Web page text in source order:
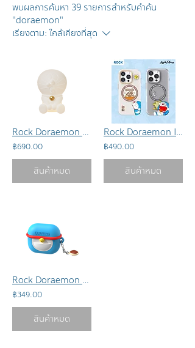
พบผลการค้นหา 39 รายการสำหรับคำค้น
"doraemon"
เรียงตาม: ใกล้เคียงที่สุด
Rock Doraemon Sleep Companion Pat Lamp: โคมไฟตั้งโต๊ะ
฿690.00
สินค้าหมด
Rock Doraemon In Share Magnetic Case
฿490.00
สินค้าหมด
Rock Doraemon Treasure Bag Silicone Case: เคสแอร์พอด
฿349.00
สินค้าหมด